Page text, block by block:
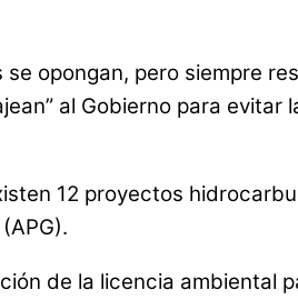
opongan, pero siempre
al Gobierno para evitar
12 proyectos
de la licencia ambiental